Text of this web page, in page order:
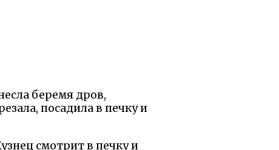
беремя дров,
посадила в печку и
смотрит в печку и